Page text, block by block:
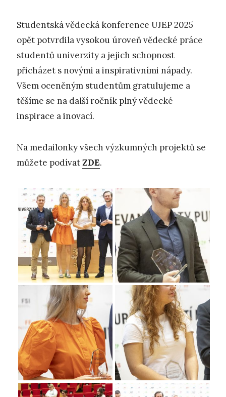
Studentská vědecká konference UJEP 2025
opět potvrdila vysokou úroveň vědecké práce
studentů univerzity a jejich schopnost
přicházet s novými a inspirativními nápady.
Všem oceněným studentům gratulujeme a
těšíme se na další ročník plný vědecké
inspirace a inovací.
Na medailonky všech výzkumných projektů se
můžete podívatZDE.